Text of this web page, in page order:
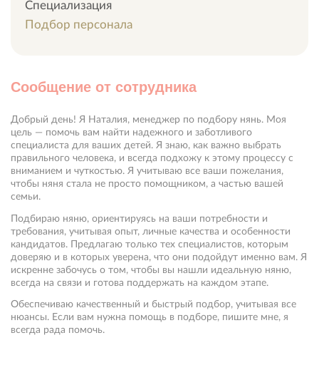
Специализация
Подбор персонала
Сообщение от сотрудника
Добрый день! Я Наталия, менеджер по подбору нянь. Моя
цель — помочь вам найти надежного и заботливого
специалиста для ваших детей. Я знаю, как важно выбрать
правильного человека, и всегда подхожу к этому процессу с
вниманием и чуткостью. Я учитываю все ваши пожелания,
чтобы няня стала не просто помощником, а частью вашей
семьи.
Подбираю няню, ориентируясь на ваши потребности и
требования, учитывая опыт, личные качества и особенности
кандидатов. Предлагаю только тех специалистов, которым
доверяю и в которых уверена, что они подойдут именно вам. Я
искренне забочусь о том, чтобы вы нашли идеальную няню,
всегда на связи и готова поддержать на каждом этапе.
Обеспечиваю качественный и быстрый подбор, учитывая все
нюансы. Если вам нужна помощь в подборе, пишите мне, я
всегда рада помочь.